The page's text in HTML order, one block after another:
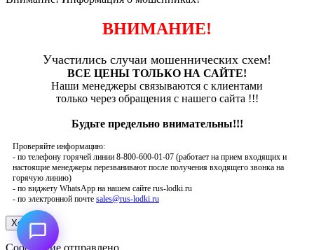
ВНИМАНИЕ!
Участились случаи мошеннических схем!
ВСЕ ЦЕНЫ ТОЛЬКО НА САЙТЕ!
Наши менеджеры связываются с клиентами
только через обращения с нашего сайта !!!
Будьте предельно внимательны!!!
Проверяйте информацию:
- по телефону горячей линии 8-800-600-01-07 (работает на прием входящих и
настоящие менеджеры перезванивают после получения входящего звонка на
горячую линию)
- по виджету WhatsApp на нашем сайте rus-lodki.ru
- по электронной почте sales@rus-lodki.ru
Сообщение отправлено